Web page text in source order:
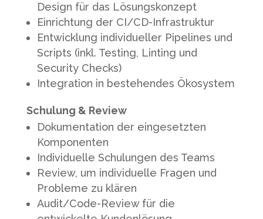
Design für das Lösungskonzept
Einrichtung der CI/CD-Infrastruktur
Entwicklung individueller Pipelines und
Scripts (inkl. Testing, Linting und
Security Checks)
Integration in bestehendes Ökosystem
Schulung & Review
Dokumentation der eingesetzten
Komponenten
Individuelle Schulungen des Teams
Review, um individuelle Fragen und
Probleme zu klären
Audit/Code-Review für die